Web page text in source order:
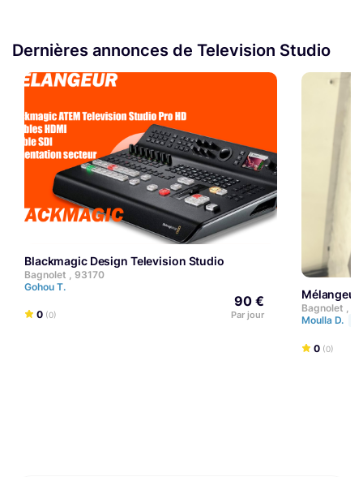
Dernières annonces de Television Studio
Blackmagic Design Television Studio
Bagnolet , 93170
Gohou T.
0 (0)
90 €
Par jour
Bagnolet ,
Moulla D.
0 (0)